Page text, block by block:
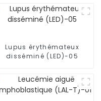
Lupus érythémateux
disséminé (LED)-05